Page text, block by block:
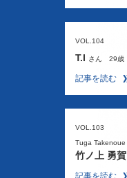
VOL.104
T.I さん 29歳
記事を読む
VOL.103
Tuga Takenoue
竹ノ上 勇賀
記事を読む